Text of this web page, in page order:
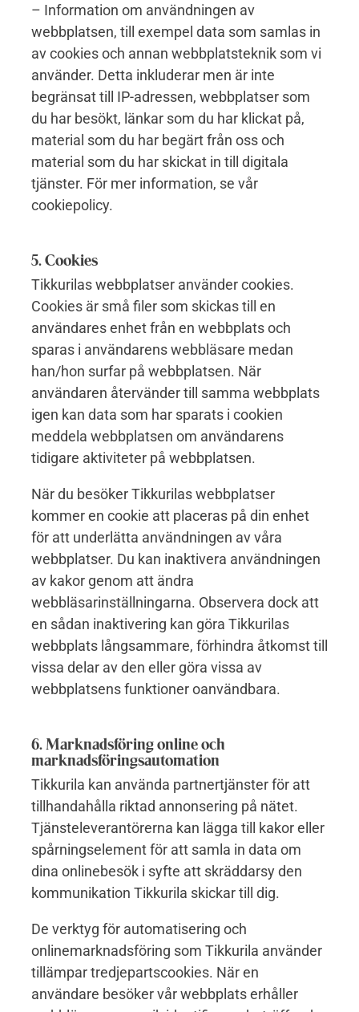
– Information om användningen av
webbplatsen, till exempel data som samlas in
av cookies och annan webbplatsteknik som vi
använder. Detta inkluderar men är inte
begränsat till IP-adressen, webbplatser som
du har besökt, länkar som du har klickat på,
material som du har begärt från oss och
material som du har skickat in till digitala
tjänster. För mer information, se vår
cookiepolicy.
5. Cookies
Tikkurilas webbplatser använder cookies.
Cookies är små filer som skickas till en
användares enhet från en webbplats och
sparas i användarens webbläsare medan
han/hon surfar på webbplatsen. När
användaren återvänder till samma webbplats
igen kan data som har sparats i cookien
meddela webbplatsen om användarens
tidigare aktiviteter på webbplatsen.
När du besöker Tikkurilas webbplatser
kommer en cookie att placeras på din enhet
för att underlätta användningen av våra
webbplatser. Du kan inaktivera användningen
av kakor genom att ändra
webbläsarinställningarna. Observera dock att
en sådan inaktivering kan göra Tikkurilas
webbplats långsammare, förhindra åtkomst till
vissa delar av den eller göra vissa av
webbplatsens funktioner oanvändbara.
6. Marknadsföring online och
marknadsföringsautomation
Tikkurila kan använda partnertjänster för att
tillhandahålla riktad annonsering på nätet.
Tjänsteleverantörerna kan lägga till kakor eller
spårningselement för att samla in data om
dina onlinebesök i syfte att skräddarsy den
kommunikation Tikkurila skickar till dig.
De verktyg för automatisering och
onlinemarknadsföring som Tikkurila använder
tillämpar tredjepartscookies. När en
användare besöker vår webbplats erhåller